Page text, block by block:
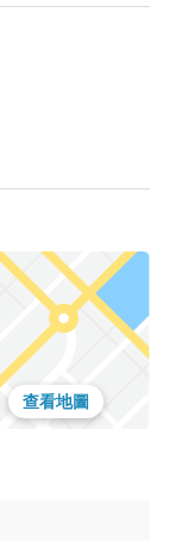
查看地圖